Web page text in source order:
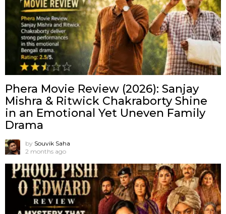
Phera Movie Review (2026): Sanjay
Mishra & Ritwick Chakraborty Shine
in an Emotional Yet Uneven Family
Drama
by Souvik Saha
2 months ago